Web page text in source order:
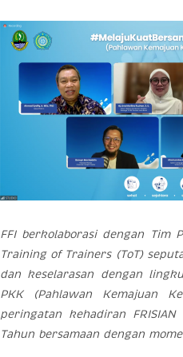
FFI berkolaborasi dengan Tim
Training of Trainers (ToT)
dan keselarasan dengan
PKK (Pahlawan Kemajuan
peringatan kehadiran
Tahun bersamaan dengan